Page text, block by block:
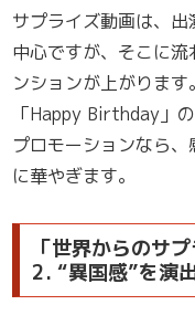
サプライズ動画は、
中心ですが、そこに流
ンションが上がります
「Happy Birthday」
プロモーションなら
に華やぎます。
「世界からのサ
2. “異国感”を演